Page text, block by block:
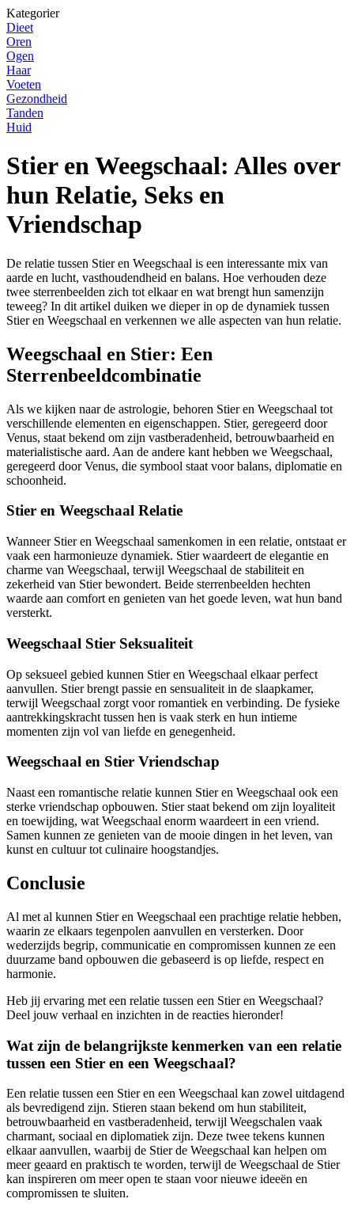
Kategorier
Dieet
Oren
Ogen
Haar
Voeten
Gezondheid
Tanden
Huid
Stier en Weegschaal: Alles over
hun Relatie, Seks en
Vriendschap
De relatie tussen Stier en Weegschaal is een interessante mix van
aarde en lucht, vasthoudendheid en balans. Hoe verhouden deze
twee sterrenbeelden zich tot elkaar en wat brengt hun samenzijn
teweeg? In dit artikel duiken we dieper in op de dynamiek tussen
Stier en Weegschaal en verkennen we alle aspecten van hun relatie.
Weegschaal en Stier: Een
Sterrenbeeldcombinatie
Als we kijken naar de astrologie, behoren Stier en Weegschaal tot
verschillende elementen en eigenschappen. Stier, geregeerd door
Venus, staat bekend om zijn vastberadenheid, betrouwbaarheid en
materialistische aard. Aan de andere kant hebben we Weegschaal,
geregeerd door Venus, die symbool staat voor balans, diplomatie en
schoonheid.
Stier en Weegschaal Relatie
Wanneer Stier en Weegschaal samenkomen in een relatie, ontstaat er
vaak een harmonieuze dynamiek. Stier waardeert de elegantie en
charme van Weegschaal, terwijl Weegschaal de stabiliteit en
zekerheid van Stier bewondert. Beide sterrenbeelden hechten
waarde aan comfort en genieten van het goede leven, wat hun band
versterkt.
Weegschaal Stier Seksualiteit
Op seksueel gebied kunnen Stier en Weegschaal elkaar perfect
aanvullen. Stier brengt passie en sensualiteit in de slaapkamer,
terwijl Weegschaal zorgt voor romantiek en verbinding. De fysieke
aantrekkingskracht tussen hen is vaak sterk en hun intieme
momenten zijn vol van liefde en genegenheid.
Weegschaal en Stier Vriendschap
Naast een romantische relatie kunnen Stier en Weegschaal ook een
sterke vriendschap opbouwen. Stier staat bekend om zijn loyaliteit
en toewijding, wat Weegschaal enorm waardeert in een vriend.
Samen kunnen ze genieten van de mooie dingen in het leven, van
kunst en cultuur tot culinaire hoogstandjes.
Conclusie
Al met al kunnen Stier en Weegschaal een prachtige relatie hebben,
waarin ze elkaars tegenpolen aanvullen en versterken. Door
wederzijds begrip, communicatie en compromissen kunnen ze een
duurzame band opbouwen die gebaseerd is op liefde, respect en
harmonie.
Heb jij ervaring met een relatie tussen een Stier en Weegschaal?
Deel jouw verhaal en inzichten in de reacties hieronder!
Wat zijn de belangrijkste kenmerken van een relatie
tussen een Stier en een Weegschaal?
Een relatie tussen een Stier en een Weegschaal kan zowel uitdagend
als bevredigend zijn. Stieren staan bekend om hun stabiliteit,
betrouwbaarheid en vastberadenheid, terwijl Weegschalen vaak
charmant, sociaal en diplomatiek zijn. Deze twee tekens kunnen
elkaar aanvullen, waarbij de Stier de Weegschaal kan helpen om
meer geaard en praktisch te worden, terwijl de Weegschaal de Stier
kan inspireren om meer open te staan voor nieuwe ideeën en
compromissen te sluiten.